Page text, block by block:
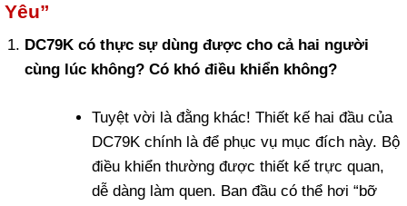
Yêu”
DC79K có thực sự dùng được cho cả hai người
cùng lúc không? Có khó điều khiển không?
Tuyệt vời là đằng khác! Thiết kế hai đầu của
DC79K chính là để phục vụ mục đích này. Bộ
điều khiển thường được thiết kế trực quan,
dễ dàng làm quen. Ban đầu có thể hơi “bỡ